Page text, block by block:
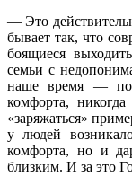
— Это
бывает так, что
боящиеся
семьи с
наше время —
комфорта,
«заряжаться»
у людей
комфорта, но и
близким. И за это